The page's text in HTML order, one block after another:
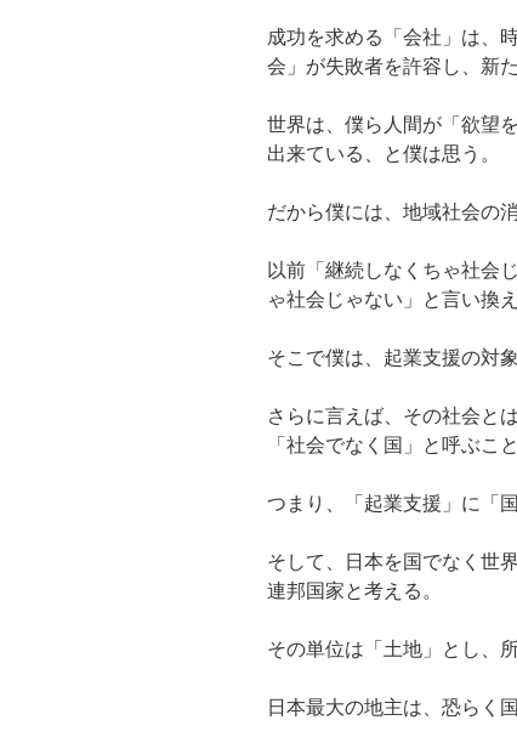
成功を求める「会社」は、
会」が失敗者を許容し、新
世界は、僕ら人間が「欲望
出来ている、と僕は思う。
だから僕には、地域社会の
以前「継続しなくちゃ社会
ゃ社会じゃない」と言い換
そこで僕は、起業支援の対
さらに言えば、その社会と
「社会でなく国」と呼ぶこ
つまり、「起業支援」に「
そして、日本を国でなく世
連邦国家と考える。
その単位は「土地」とし、
日本最大の地主は、恐らく